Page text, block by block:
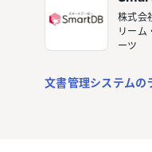
株式会
リーム
ーツ
文書管理システムの